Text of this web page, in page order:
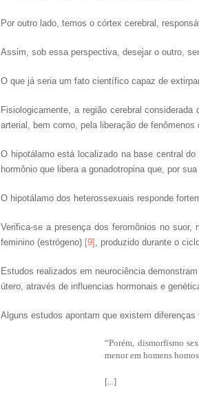
Por outro lado, temos o córtex cerebral,
Assim, sob essa perspectiva, desejar o outro,
O que já seria um fato científico capaz de
Fisiologicamente, a região cerebral
arterial, bem como, pela liberação de
O hipotálamo está localizado na base central
hormônio que libera a gonadotropina que, por
O hipotálamo dos heterossexuais responde
Verifica-se a presença dos feromônios no suor,
feminino (estrógeno) [9] , produzido durante o
Estudos realizados em neurociência
útero, através de influencias hormonais e
Alguns estudos apontam que existem
“Porém, dismorfismo
menor em homens
[...]